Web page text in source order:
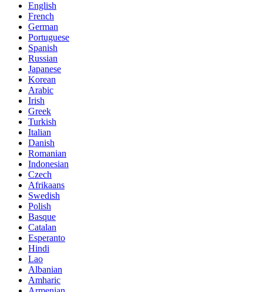
English
French
German
Portuguese
Spanish
Russian
Japanese
Korean
Arabic
Irish
Greek
Turkish
Italian
Danish
Romanian
Indonesian
Czech
Afrikaans
Swedish
Polish
Basque
Catalan
Esperanto
Hindi
Lao
Albanian
Amharic